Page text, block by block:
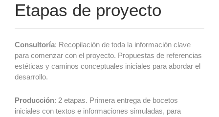
Etapas de proyecto
Consultoría: Recopilación de toda la información clave
para comenzar con el proyecto. Propuestas de referencias
estéticas y caminos conceptuales iniciales para abordar el
desarrollo.
Producción: 2 etapas. Primera entrega de bocetos
iniciales con textos e informaciones simuladas, para